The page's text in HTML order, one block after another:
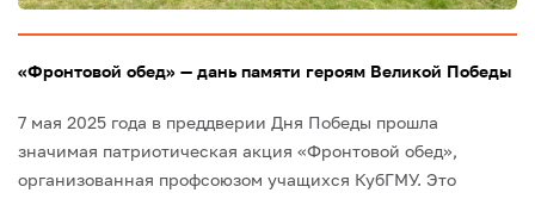
«Фронтовой обед» — дань памяти героям Великой Победы
7 мая 2025 года в преддверии Дня Победы прошла
значимая патриотическая акция «Фронтовой обед»,
организованная профсоюзом учащихся КубГМУ. Это